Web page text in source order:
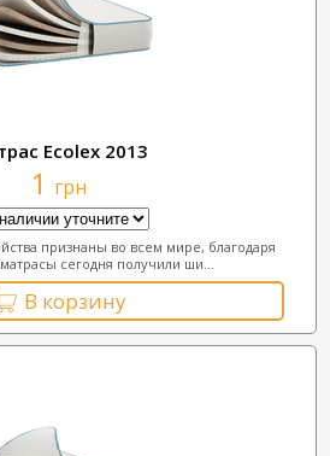
Ecolex 2013
1 грн
признаны во всем мире, благодаря
сегодня получили ши...
В корзину